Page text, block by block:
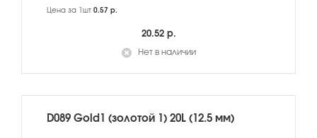
Цена за 1шт 0.57 р.
20.52 р.
Нет в наличии
D089 Gold1 (золотой 1) 20L (12.5 мм)